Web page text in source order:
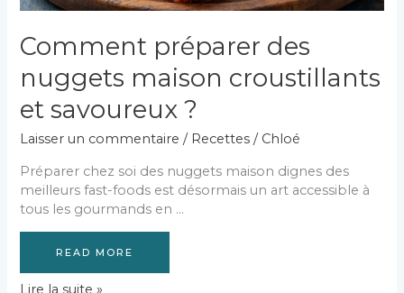
Comment préparer des
nuggets maison croustillants
et savoureux ?
Laisser un commentaire / Recettes / Chloé
Préparer chez soi des nuggets maison dignes des
meilleurs fast-foods est désormais un art accessible à
tous les gourmands en …
READ MORE
Comment